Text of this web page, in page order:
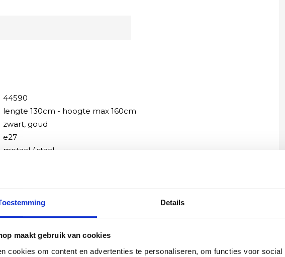
Details
maakt gebruik van cookies
cookies om content en advertenties te personaliseren, om functies voor
44590
lengte 130cm - hoogte max 160cm
zwart, goud
e27
metaal / staal
bestellen, betalen en
Wij hadden 2 lampen besteld